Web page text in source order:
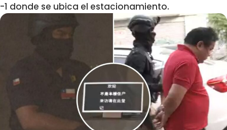
-1 donde se ubica el estacionamiento.